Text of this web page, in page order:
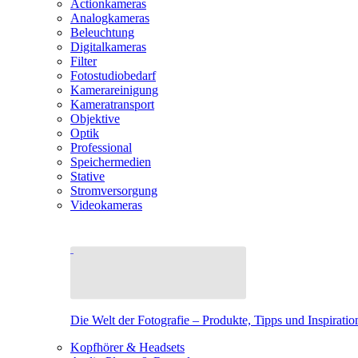
Actionkameras
Analogkameras
Beleuchtung
Digitalkameras
Filter
Fotostudiobedarf
Kamerareinigung
Kameratransport
Objektive
Optik
Professional
Speichermedien
Stative
Stromversorgung
Videokameras
Die Welt der Fotografie – Produkte, Tipps und
Kopfhörer & Headsets